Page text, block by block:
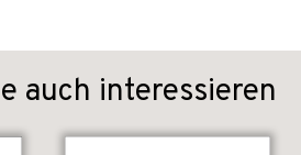
auch interessieren